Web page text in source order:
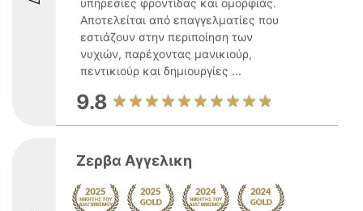
υπηρεσίες φροντίδας και ομορφιάς.
Αποτελείται από επαγγελματίες που
εστιάζουν στην περιποίηση των
νυχιών, παρέχοντας μανικιούρ,
πεντικιούρ και δημιουργίες ...
9.8
Ζερβα Αγγελικη